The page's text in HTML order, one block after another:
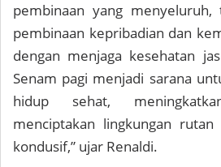
pembinaan yang
pembinaan kepribadian dan
dengan menjaga kesehatan
Senam pagi menjadi sarana
hidup sehat,
menciptakan lingkungan
kondusif,” ujar Renaldi.